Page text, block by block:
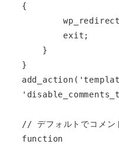
{
        wp_redirect(home_url());
}
// デフォルトでコメン
function